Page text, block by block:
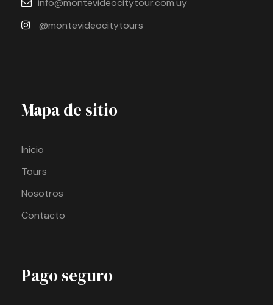
info@montevideocitytour.com.uy
@montevideocitytours
Mapa de sitio
Inicio
Tours
Nosotros
Contacto
Pago seguro